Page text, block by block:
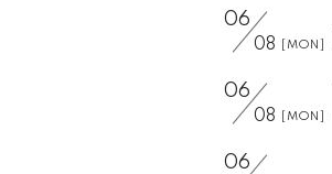
06
08 [MON]
06
08 [MON]
06